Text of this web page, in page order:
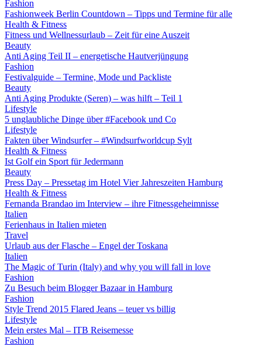
Fashion
Fashionweek Berlin Countdown – Tipps und Termine für alle
Health & Fitness
Fitness und Wellnessurlaub – Zeit für eine Auszeit
Beauty
Anti Aging Teil II – energetische Hautverjüngung
Fashion
Festivalguide – Termine, Mode und Packliste
Beauty
Anti Aging Produkte (Seren) – was hilft – Teil 1
Lifestyle
5 unglaubliche Dinge über #Facebook und Co
Lifestyle
Fakten über Windsurfer – #Windsurfworldcup Sylt
Health & Fitness
Ist Golf ein Sport für Jedermann
Beauty
Press Day – Pressetag im Hotel Vier Jahreszeiten Hamburg
Health & Fitness
Fernanda Brandao im Interview – ihre Fitnessgeheimnisse
Italien
Ferienhaus in Italien mieten
Travel
Urlaub aus der Flasche – Engel der Toskana
Italien
The Magic of Turin (Italy) and why you will fall in love
Fashion
Zu Besuch beim Blogger Bazaar in Hamburg
Fashion
Style Trend 2015 Flared Jeans – teuer vs billig
Lifestyle
Mein erstes Mal – ITB Reisemesse
Fashion